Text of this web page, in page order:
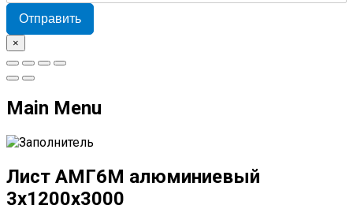
Отправить
×
Main Menu
Лист АМГ6М алюминиевый
3х1200х3000